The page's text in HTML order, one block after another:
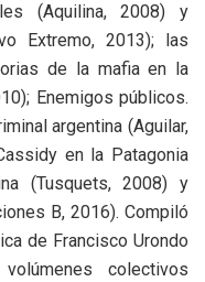
(Aquilina, 2008) y
Extremo, 2013); las
de la mafia en la
Enemigos públicos.
argentina (Aguilar,
en la Patagonia
(Tusquets, 2008) y
B, 2016). Compiló
de Francisco Urondo
colectivos